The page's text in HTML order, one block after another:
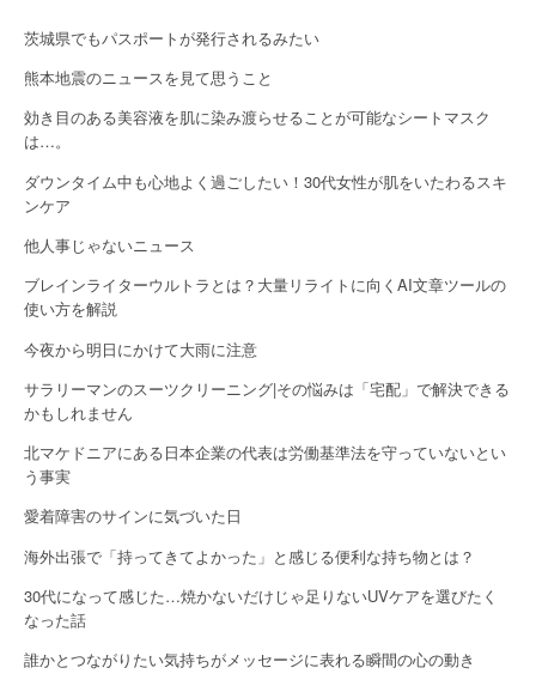
i
g
a
t
i
o
n
茨城県でもパスポートが発行されるみたい
熊本地震のニュースを見て思うこと
効き目のある美容液を肌に染み渡らせることが可能なシートマスク
は…。
ダウンタイム中も心地よく過ごしたい！30代女性が肌をいたわるスキ
ンケア
他人事じゃないニュース
ブレインライターウルトラとは？大量リライトに向くAI文章ツールの
使い方を解説
今夜から明日にかけて大雨に注意
サラリーマンのスーツクリーニング|その悩みは「宅配」で解決できる
かもしれません
北マケドニアにある日本企業の代表は労働基準法を守っていないとい
う事実
愛着障害のサインに気づいた日
海外出張で「持ってきてよかった」と感じる便利な持ち物とは？
30代になって感じた…焼かないだけじゃ足りないUVケアを選びたく
なった話
誰かとつながりたい気持ちがメッセージに表れる瞬間の心の動き